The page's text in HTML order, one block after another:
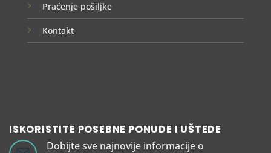
Praćenje pošiljke
Kontakt
ISKORISTITE POSEBNE PONUDE I UŠTEDE
Dobijte sve najnovije informacije o